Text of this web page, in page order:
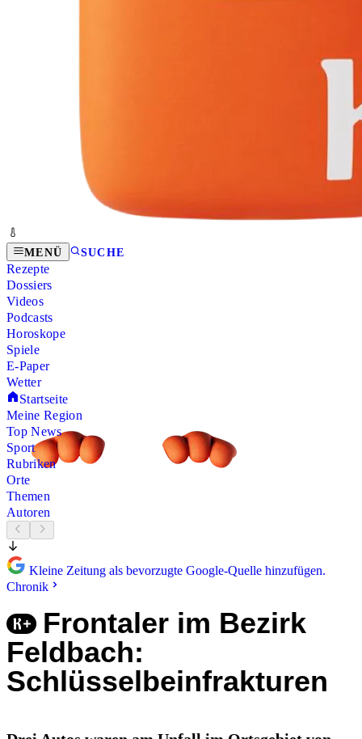
MENÜ SUCHE
Rezepte
Dossiers
Videos
Podcasts
Horoskope
Spiele
E-Paper
Wetter
Startseite
Meine Region
Top News
Sport
Rubriken
Orte
Themen
Autoren
Kleine Zeitung als bevorzugte Google-Quelle hinzufügen.
Chronik
Frontaler im Bezirk
Feldbach:
Schlüsselbeinfrakturen